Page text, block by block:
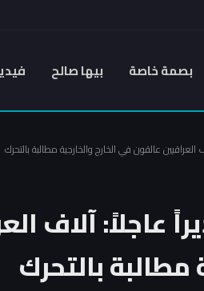
بصمة خاصة بيها صالح
عالقون في الخارج والخارجية مطالبة بالتحرك
عاجلاً: آلاف
مطالبة بالتحرك